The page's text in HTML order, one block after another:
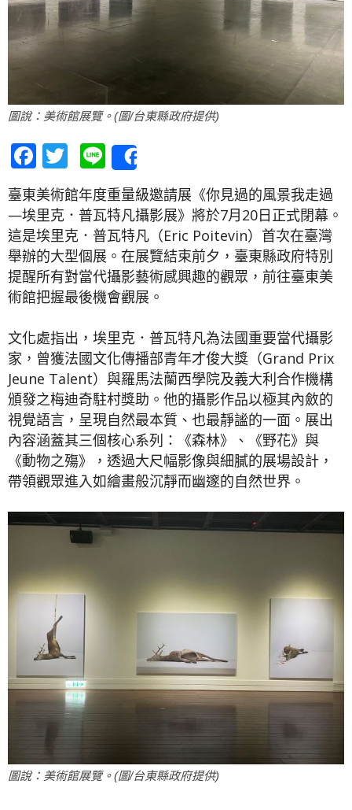
圖說：美術館展覽。(圖/台東縣政府提供)
Facebook
Twitter
Line
臺東美術館年度重量級邀請展《你見過的風景我走過
—埃里克．普瓦特凡攝影展》將於7月20日正式閉幕。
這是埃里克．普瓦特凡（Eric Poitevin）首次在臺灣
舉辦的大型個展。在展覽結束前夕，臺東縣政府特別
提醒所有對當代攝影藝術感興趣的觀眾，前往臺東美
術館把握最後機會觀展。
文化處指出，埃里克．普瓦特凡為法國重要當代攝影
家，曾獲法國文化傳播部青年才俊大獎（Grand Prix
Jeune Talent）與羅馬法蘭西學院及義大利合作機構
頒發之梅迪奇駐村獎助。他的攝影作品以極其內斂的
視覺語言，呈現自然最本質、也最靜謐的一面。展出
內容涵蓋其三個核心系列：《森林》、《野花》與
《動物之殤》，透過大尺幅影像與細膩的展場設計，
帶領觀眾進入如繪畫般沉靜而幽邃的自然世界。
圖說：美術館展覽。(圖/台東縣政府提供)